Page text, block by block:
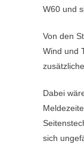
W60 und
Von den
Wind und
Dabei
sich